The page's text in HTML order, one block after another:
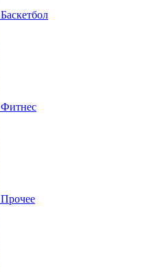
Баскетбол
Фитнес
Прочее